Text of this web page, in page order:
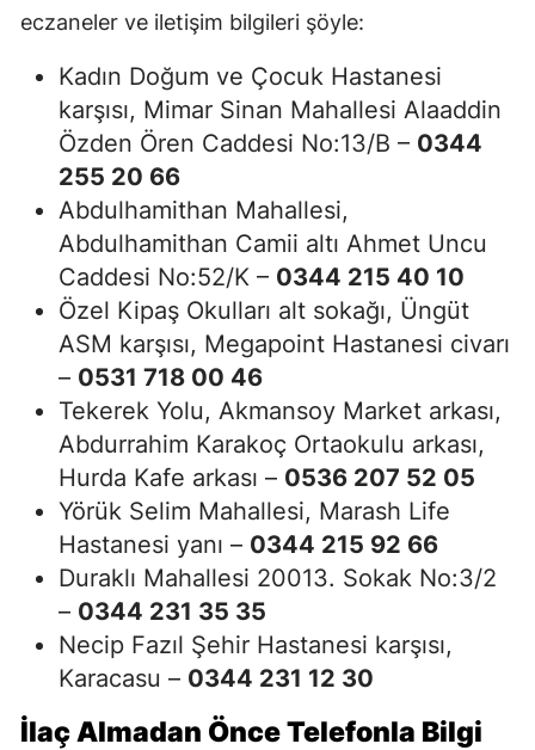
eczaneler ve iletişim bilgileri şöyle:
Kadın Doğum ve Çocuk Hastanesi
karşısı, Mimar Sinan Mahallesi Alaaddin
Özden Ören Caddesi No:13/B – 0344
255 20 66
Abdulhamithan Mahallesi,
Abdulhamithan Camii altı Ahmet Uncu
Caddesi No:52/K – 0344 215 40 10
Özel Kipaş Okulları alt sokağı, Üngüt
ASM karşısı, Megapoint Hastanesi civarı
– 0531 718 00 46
Tekerek Yolu, Akmansoy Market arkası,
Abdurrahim Karakoç Ortaokulu arkası,
Hurda Kafe arkası – 0536 207 52 05
Yörük Selim Mahallesi, Marash Life
Hastanesi yanı – 0344 215 92 66
Duraklı Mahallesi 20013. Sokak No:3/2
– 0344 231 35 35
Necip Fazıl Şehir Hastanesi karşısı,
Karacasu – 0344 231 12 30
İlaç Almadan Önce Telefonla Bilgi